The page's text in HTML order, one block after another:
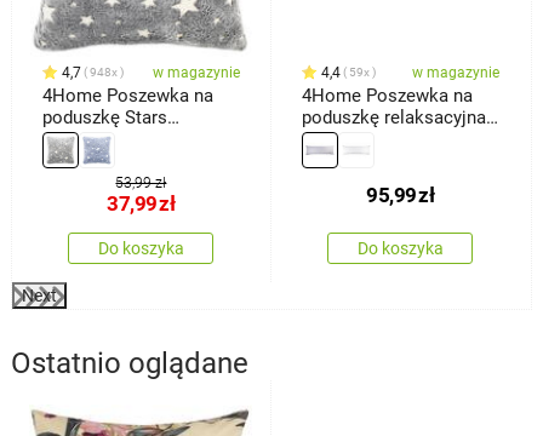
4,7 948x w magazynie
4Home Poszewka na
poduszkę Stars
świecąca szary, 40 x 40
cm
53,99 zł
37,99zł
Do koszyka
4,4 59x w magazynie
4Home Poszewka na
poduszkę relaksacyjna
Mąż zastępczy,
jasnoszara, 55 x 180 cm
95,99zł
Do koszyka
Next
Ostatnio oglądane